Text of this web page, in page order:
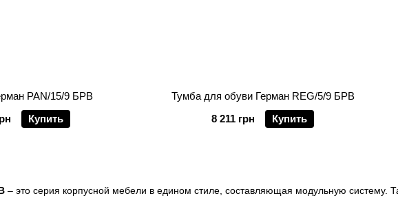
– это серия корпусной мебели в едином стиле, составляющая модульную систему.
PAN/15/9 БРВ
Купить
Тумба для обуви Герман REG/5/9 БРВ
8 211 грн
Купить